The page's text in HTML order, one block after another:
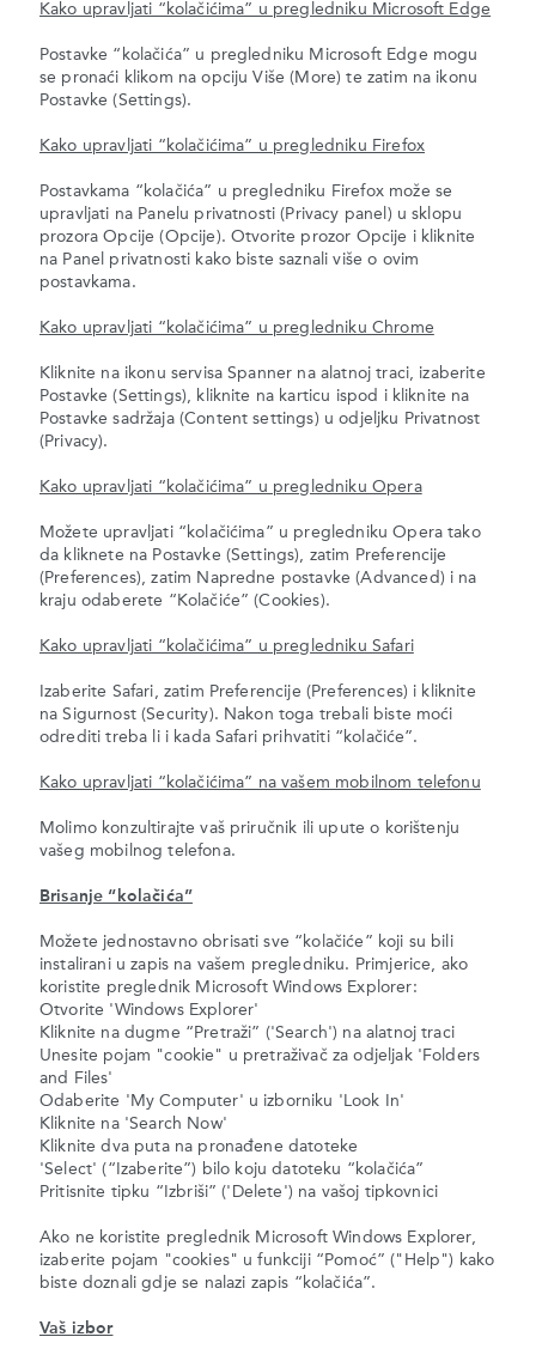
Kako upravljati “kolačićima” u pregledniku Microsoft Edge
Postavke “kolačića” u pregledniku Microsoft Edge mogu
se pronaći klikom na opciju Više (More) te zatim na ikonu
Postavke (Settings).
Kako upravljati “kolačićima” u pregledniku Firefox
Postavkama “kolačića” u pregledniku Firefox može se
upravljati na Panelu privatnosti (Privacy panel) u sklopu
prozora Opcije (Opcije). Otvorite prozor Opcije i kliknite
na Panel privatnosti kako biste saznali više o ovim
postavkama.
Kako upravljati “kolačićima” u pregledniku Chrome
Kliknite na ikonu servisa Spanner na alatnoj traci, izaberite
Postavke (Settings), kliknite na karticu ispod i kliknite na
Postavke sadržaja (Content settings) u odjeljku Privatnost
(Privacy).
Kako upravljati “kolačićima” u pregledniku Opera
Možete upravljati “kolačićima” u pregledniku Opera tako
da kliknete na Postavke (Settings), zatim Preferencije
(Preferences), zatim Napredne postavke (Advanced) i na
kraju odaberete “Kolačiće” (Cookies).
Kako upravljati “kolačićima” u pregledniku Safari
Izaberite Safari, zatim Preferencije (Preferences) i kliknite
na Sigurnost (Security). Nakon toga trebali biste moći
odrediti treba li i kada Safari prihvatiti “kolačiće”.
Kako upravljati “kolačićima” na vašem mobilnom telefonu
Molimo konzultirajte vaš priručnik ili upute o korištenju
vašeg mobilnog telefona.
Brisanje “kolačića”
Možete jednostavno obrisati sve “kolačiće” koji su bili
instalirani u zapis na vašem pregledniku. Primjerice, ako
koristite preglednik Microsoft Windows Explorer:
Otvorite 'Windows Explorer'
Kliknite na dugme “Pretraži” ('Search') na alatnoj traci
Unesite pojam "cookie" u pretraživač za odjeljak 'Folders
and Files'
Odaberite 'My Computer' u izborniku 'Look In'
Kliknite na 'Search Now'
Kliknite dva puta na pronađene datoteke
'Select' (“Izaberite”) bilo koju datoteku “kolačića”
Pritisnite tipku “Izbriši” ('Delete') na vašoj tipkovnici
Ako ne koristite preglednik Microsoft Windows Explorer,
izaberite pojam "cookies" u funkciji “Pomoć” ("Help") kako
biste doznali gdje se nalazi zapis “kolačića”.
Vaš izbor